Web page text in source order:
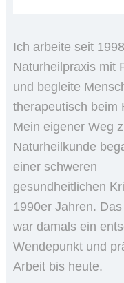
Ich arbeite seit
Naturheilpraxis mit
und begleite
therapeutisch beim
Mein eigener Weg
Naturheilkunde
einer schweren
gesundheitlichen
1990er Jahren.
war damals ein
Wendepunkt und
Arbeit bis heute.